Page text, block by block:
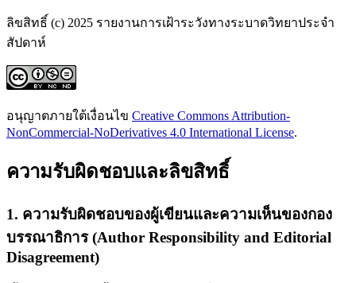
ลิขสิทธิ์ (c) 2025 รายงานการเฝ้าระวังทางระบาดวิทยาประจำ
สัปดาห์
อนุญาตภายใต้เงื่อนไข Creative Commons Attribution-
NonCommercial-NoDerivatives 4.0 International License.
ความรับผิดชอบและลิขสิทธิ์
1. ความรับผิดชอบของผู้เขียนและความเห็นของกอง
บรรณาธิการ (Author Responsibility and Editorial
Disagreement)